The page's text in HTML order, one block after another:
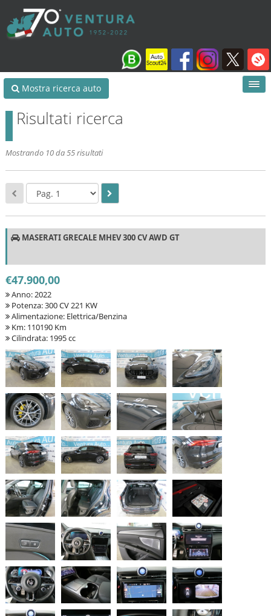
Mostra ricerca auto
Risultati ricerca
Mostrando 10 da 55 risultati
MASERATI GRECALE MHEV 300 CV AWD GT
€47.900,00
Anno: 2022
Potenza: 300 CV 221 KW
Alimentazione: Elettrica/Benzina
Km: 110190 Km
Cilindrata: 1995 cc